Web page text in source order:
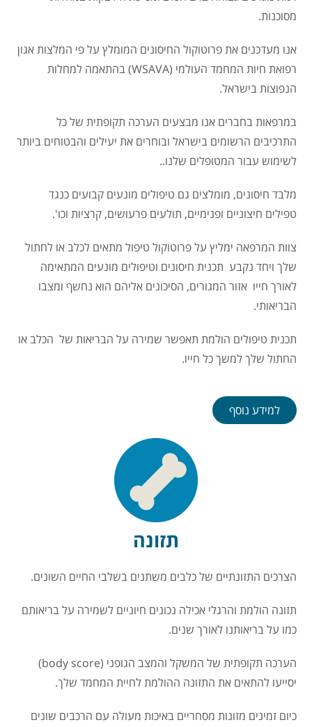
מסוכנות.
אנו מעדכנים את פרוטוקול החיסונים המומלץ על פי המלצות אגון
רפואת חיות המחמד העולמי (WSAVA) בהתאמה למחלות
הנפוצות בישראל.
במרפאות בחברים אנו מבצעים הערכה תקופתית של כל
התרכיבים הרשומים בישראל ובוחרים את יעילים והבטוחים ביותר
לשימוש עבור המטופלים שלנו..
מלבד חיסונים, מומלצים גם טיפולים מונעים קבועים כנגד
טפילים חיצוניים ופנימיים, תולעים פרעושים, קרציות וכו'.
צוות המרפאה ימליץ על פרוטוקול טיפול מתאים לכלב או לחתול
שלך ויחד נקבע תכנית חיסונים וטיפולים מונעים המתאימה
לאורך חייו אזור המגורים, הסיכונים אליהם הוא נחשף ומצבו
הבריאותי.
תכנית טיפולים הולמת תאפשר שמירה על הבריאות של הכלב או
החתול שלך למשך כל חייו.
למידע נוסף
תזונה
הצרכים התזונתיים של כלבים משתנים בשלבי החיים השונים.
תזונה הולמת והרגלי אכילה נכונים חיוניים לשמירה על בריאותם
כמו על בריאותנו לאורך שנים.
הערכה תקופתית של המשקל והמצב הגופני (body score)
יסייעו להתאים את התזונה ההולמת לחיית המחמד שלך.
כיום זמינים מזונות מסחריים באיכות מעולה עם הרכבים שונים